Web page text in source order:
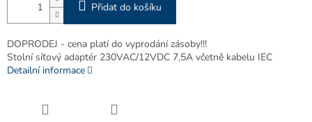
Přidat do košíku
DOPRODEJ - cena platí do vyprodání zásoby!!!
Stolní síťový adaptér 230VAC/12VDC 7,5A včetně kabelu IEC
Detailní informace